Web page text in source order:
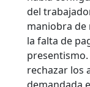
del
maniobra de
la falta de
presentismo.
rechazar los